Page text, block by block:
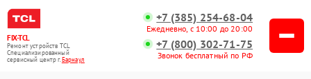
FIX-TCL
Ремонт устройств TCL
Специализированный
cервисный центр г.Барнаул
+7 (385) 254-68-04
Ежедневно, с 10:00 до 20:00
+7 (800) 302-71-75
Звонок бесплатный по РФ